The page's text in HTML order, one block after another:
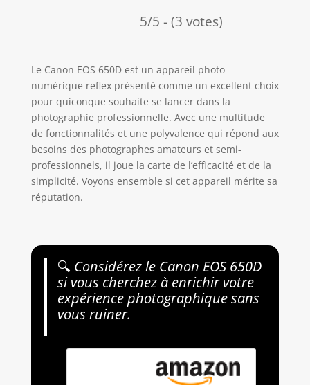
5/5 - (3 votes)
Le Canon EOS 650D est un appareil photo
numérique reflex présenté comme un excellent choix
pour quiconque souhaite se lancer dans la
photographie professionnelle. Avec une multitude
de fonctionnalités et une polyvalence qui répond aux
besoins des photographes amateurs et semi-
professionnels, il joue la carte de l’efficacité et de la
simplicité. Voyons ensemble si cet appareil mérite sa
réputation.
🔍 Considérez le Canon EOS 650D
si vous cherchez à enrichir votre
expérience photographique sans
vous ruiner.